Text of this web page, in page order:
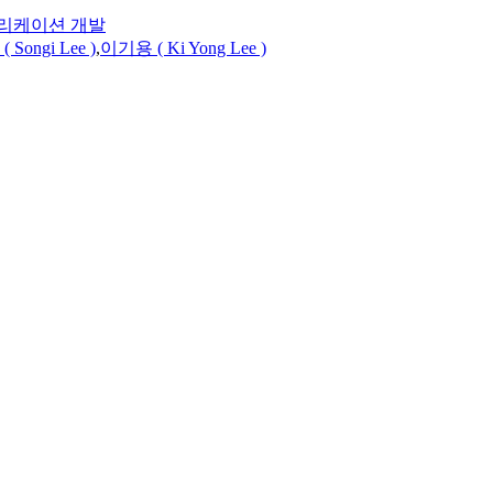
케이션 개발
Songi Lee ),이기용 ( Ki Yong Lee )